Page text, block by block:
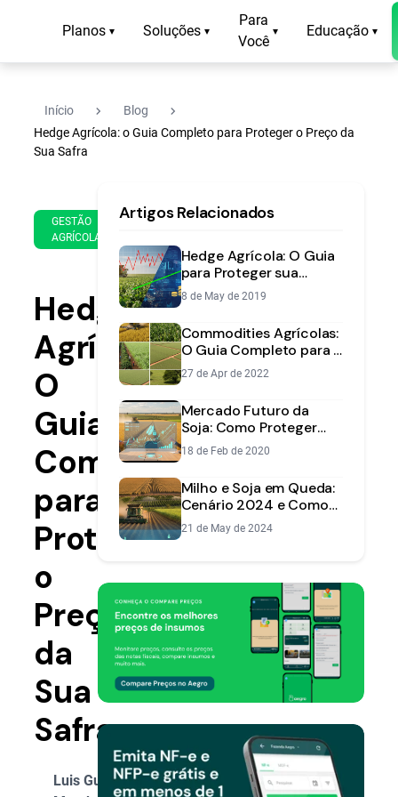
Planos ▾ Soluções ▾
Para
Você
▾ Educação ▾
Início navigate_next Blog navigate_next
Hedge Agrícola: o Guia Completo para Proteger o Preço da
Sua Safra
GESTÃO
AGRÍCOLA
de
de
2019
min
leitura
Hedge
Agrícola:
O
Guia
Completo
para
Proteger
o
Preço
da
Sua
Safra
Luis Gustavo
Artigos Relacionados
Hedge Agrícola: O Guia
para Proteger sua
Produção das Variações
de Preço
8 de May de 2019
Commodities Agrícolas:
O Guia Completo para o
Produtor Rural
27 de Apr de 2022
Mercado Futuro da
Soja: Como Proteger
Preço e Aumentar
Lucros
18 de Feb de 2020
Milho e Soja em Queda:
Cenário 2024 e Como
Proteger sua
Rentabilidade
21 de May de 2024